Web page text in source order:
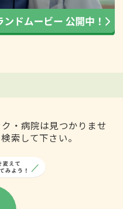
・病院は見つかりませ
索して下さい。